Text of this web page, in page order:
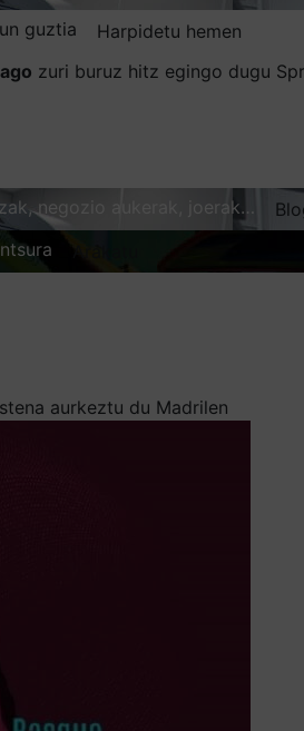
guztia
Harpidetu hemen
zuri buruz hitz egingo dugu
negozio aukerak, joerak…
aurkeztu du Madrilen